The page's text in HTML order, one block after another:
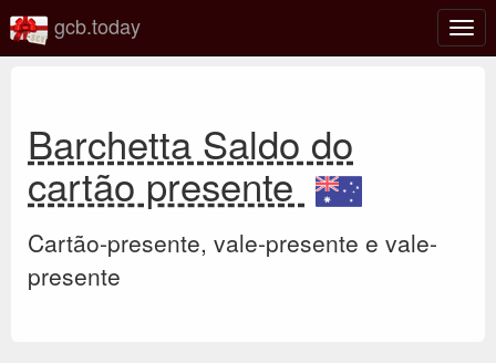
gcb.today
Barchetta Saldo do
cartão presente
Cartão-presente, vale-presente e vale-
presente